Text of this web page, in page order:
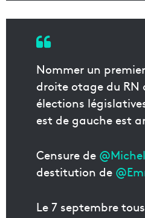
Nommer un
droite otage du RN
élections
est de gauche est
Censure de
destitution de
Le 7 septembre